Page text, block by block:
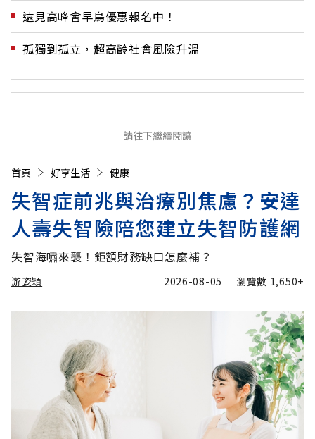
遠見高峰會早鳥優惠報名中！
孤獨到孤立，超高齡社會風險升溫
請往下繼續閱讀
首頁 好享生活 健康
失智症前兆與治療別焦慮？安達
人壽失智險陪您建立失智防護網
失智海嘯來襲！鉅額財務缺口怎麼補？
游姿穎 2026-08-05 瀏覽數 1,650+